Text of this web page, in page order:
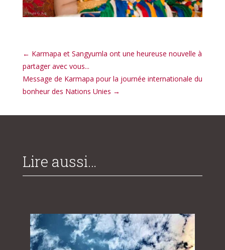
← Karmapa et Sangyumla ont une heureuse nouvelle à
partager avec vous...
Message de Karmapa pour la journée internationale du
bonheur des Nations Unies →
Lire aussi…